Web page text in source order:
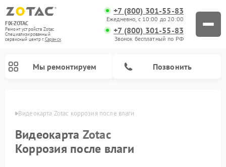
FIX-ZOTAC
Ремонт устройств Zotac
Специализированный
cервисный центр г.Саранск
+7 (800) 301-55-83
Ежедневно, с 10:00 до 20:00
+7 (800) 301-55-83
Звонок бесплатный по РФ
Мы ремонтируем Позвонить
Видеокарта Zotac коррозия после влаги
Видеокарта Zotac
Коррозия после влаги